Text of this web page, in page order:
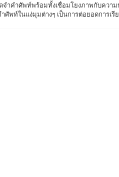
จำคำศัพท์พร้อมทั้งเชื่อมโยงภาพกับควา
ศัพท์ในแง่มุมต่างๆ เป็นการต่อยอดการเ